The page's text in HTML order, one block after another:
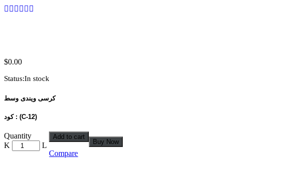
$0.00
Status:In stock
كرسى ويندى وسط
كود : (C-12)
كرسى
ويندى
Quantity Add to cart
Buy Now
Compare